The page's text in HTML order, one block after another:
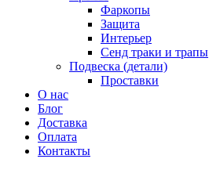
Фаркопы
Защита
Интерьер
Сенд траки и трапы
Подвеска (детали)
Проставки
О нас
Блог
Доставка
Оплата
Контакты